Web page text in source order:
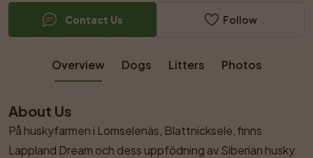
Contact Us Follow
Overview Dogs Litters Photos
About Us
På huskyfarmen i Lomselenäs, Blattnicksele, finns
Lappland Dream och dess uppfödning av Siberian husky.